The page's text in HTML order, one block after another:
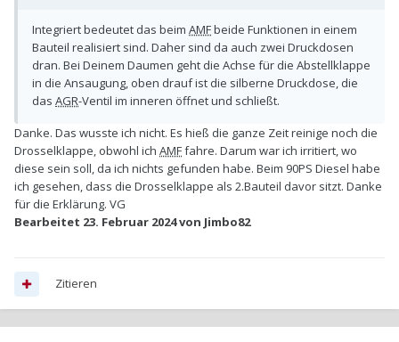
Integriert bedeutet das beim AMFbeide Funktionen in einem
Bauteil realisiert sind. Daher sind da auch zwei Druckdosen
dran. Bei Deinem Daumen geht die Achse für die Abstellklappe
in die Ansaugung, oben drauf ist die silberne Druckdose, die
das AGR-Ventil im inneren öffnet und schließt.
Danke. Das wusste ich nicht. Es hieß die ganze Zeit reinige noch die
Drosselklappe, obwohl ich AMFfahre. Darum war ich irritiert, wo
diese sein soll, da ich nichts gefunden habe. Beim 90PS Diesel habe
ich gesehen, dass die Drosselklappe als 2.Bauteil davor sitzt. Danke
für die Erklärung. VG
Bearbeitet 23. Februar 2024von Jimbo82
Zitieren